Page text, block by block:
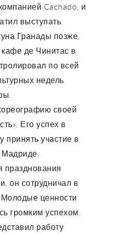
Cachado, и
выступать.
Гранады позже,
де Чинитас в
по всей
недель
своей
Его успех в
принять участие в
Мадриде.
празднования
он сотрудничал в
ценности
громким успехом.
работу